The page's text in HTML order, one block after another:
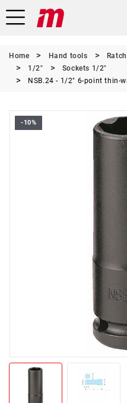
Home Hand tools
1/2"
Sockets 1/2"
NSB.24 - 1/2" 6-point thin-
-10%